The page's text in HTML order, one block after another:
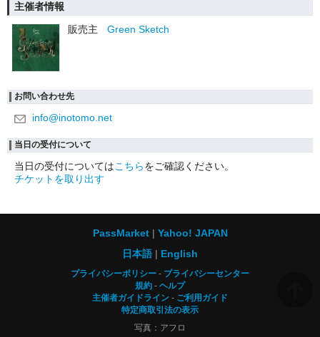
主催者情報
販売主
Green Sketch
お問い合わせ先
info@inotomo.net
当日の受付について
当日の受付についてはこちらをご確認ください。
チケットを取り出す
PassMarket
Yahoo! JAPAN
日本語
English
プライバシーポリシー
プライバシーセンター
規約
ヘルプ
主催者ガイドライン
ご利用ガイド
特定商取引法の表示
写真：アフロ